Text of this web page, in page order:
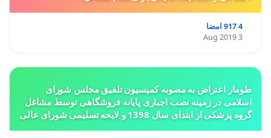
4 917 امضا
3 Aug 2019
طومار اعتراض به مصوبه کمیسیون تلفیق مجلس شورای
اسلامی در زمینه نصب اجباری پایانه فروشگاهی توسط مشاغل
گروه پزشکی از ابتدای سال 1398 و لایحه تسلیمی شورای عالی